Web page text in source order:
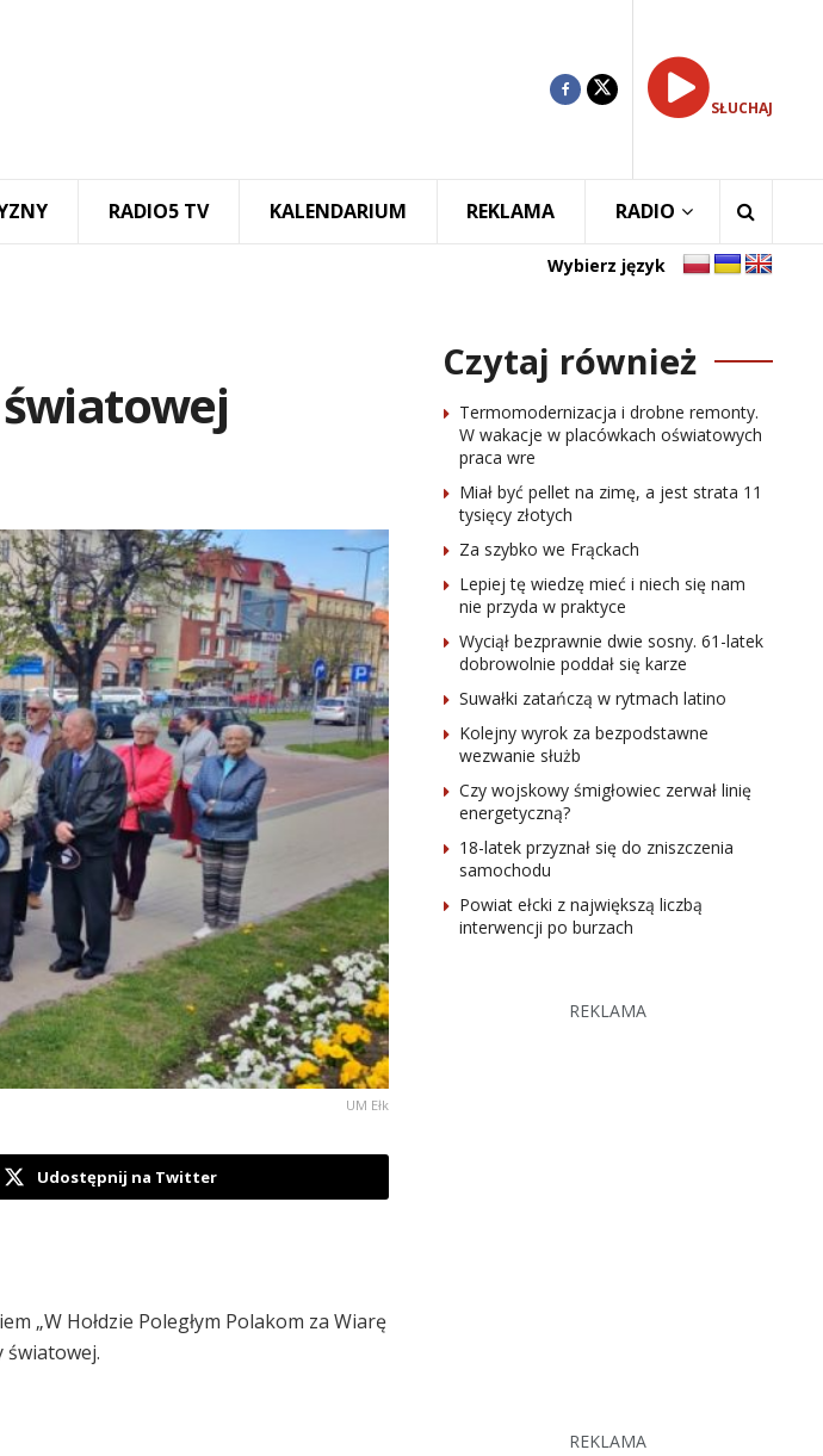
SŁUCHAJ
RADIO5 TV KALENDARIUM REKLAMA RADIO
Wybierz język
UM Ełk
Udostępnij na Twitter
„W Hołdzie Poległym Polakom za Wiarę
światowej.
Czytaj również
Termomodernizacja i drobne remonty.
W wakacje w placówkach oświatowych
praca wre
Miał być pellet na zimę, a jest strata 11
tysięcy złotych
Za szybko we Frąckach
Lepiej tę wiedzę mieć i niech się nam
nie przyda w praktyce
Wyciął bezprawnie dwie sosny. 61-latek
dobrowolnie poddał się karze
Suwałki zatańczą w rytmach latino
Kolejny wyrok za bezpodstawne
wezwanie służb
Czy wojskowy śmigłowiec zerwał linię
energetyczną?
18-latek przyznał się do zniszczenia
samochodu
Powiat ełcki z największą liczbą
interwencji po burzach
REKLAMA
REKLAMA